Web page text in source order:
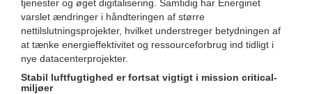
tjenester og øget digitalisering. Samtidig har Energinet
varslet ændringer i håndteringen af større
nettilslutningsprojekter, hvilket understreger betydningen af
at tænke energieffektivitet og ressourceforbrug ind tidligt i
nye datacenterprojekter.
Stabil luftfugtighed er fortsat vigtigt i mission critical-
miljøer